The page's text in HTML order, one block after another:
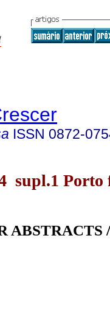
ISSN 0872-
supl.1 Porto
ABSTRACTS